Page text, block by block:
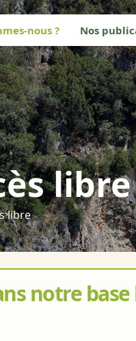
nous ? Nos
libre
libre
notre